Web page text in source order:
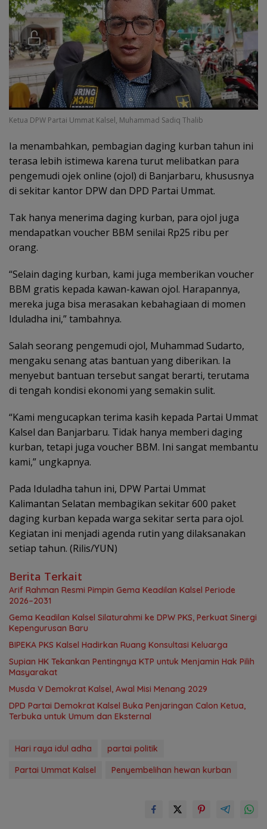
Ketua DPW Partai Ummat Kalsel, Muhammad Sadiq Thalib
‎Ia menambahkan, pembagian daging kurban tahun ini
terasa lebih istimewa karena turut melibatkan para
pengemudi ojek online (ojol) di Banjarbaru, khususnya
di sekitar kantor DPW dan DPD Partai Ummat.
Tak hanya menerima daging kurban, para ojol juga
mendapatkan voucher BBM senilai Rp25 ribu per
orang.
“Selain daging kurban, kami juga memberikan voucher
BBM gratis kepada kawan-kawan ojol. Harapannya,
mereka juga bisa merasakan kebahagiaan di momen
Iduladha ini,” tambahnya.
Salah seorang pengemudi ojol, Muhammad Sudarto,
mengaku senang atas bantuan yang diberikan. Ia
menyebut bantuan tersebut sangat berarti, terutama
di tengah kondisi ekonomi yang semakin sulit.
‎“Kami mengucapkan terima kasih kepada Partai Ummat
Kalsel dan Banjarbaru. Tidak hanya memberi daging
kurban, tetapi juga voucher BBM. Ini sangat membantu
kami,” ungkapnya.
Pada Iduladha tahun ini, DPW Partai Ummat
Kalimantan Selatan membagikan sekitar 600 paket
daging kurban kepada warga sekitar serta para ojol.
Kegiatan ini menjadi agenda rutin yang dilaksanakan
setiap tahun. (Rilis/YUN)
Berita Terkait
Arif Rahman Resmi Pimpin Gema Keadilan Kalsel Periode
2026–2031
‎Gema Keadilan Kalsel Silaturahmi ke DPW PKS, Perkuat Sinergi
Kepengurusan Baru
‎BIPEKA PKS Kalsel Hadirkan Ruang Konsultasi Keluarga ‎
Supian HK Tekankan Pentingnya KTP untuk Menjamin Hak Pilih
Masyarakat
Musda V Demokrat Kalsel, Awal Misi Menang 2029
DPD Partai Demokrat Kalsel Buka Penjaringan Calon Ketua,
Terbuka untuk Umum dan Eksternal
Hari raya idul adha
partai politik
Partai Ummat Kalsel
Penyembelihan hewan kurban